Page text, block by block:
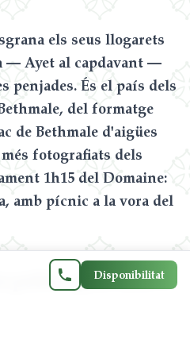
nos
21 21 33
els seus llogarets
— Ayet al capdavant —
penjades. És el país dels
del formatge
de Bethmale d'aigües
fotografiats dels
1h15 del Domaine:
amb pícnic a la vora del
poble, quin atot, a
Disponibilitat